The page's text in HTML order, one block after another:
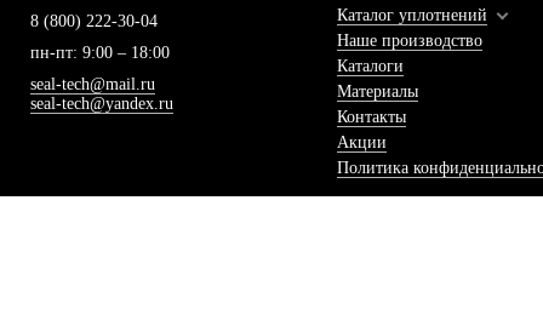
8 (800) 222-30-04
пн-пт: 9:00 – 18:00
seal-tech@mail.ru
seal-tech@yandex.ru
Каталог уплотнений
Наше производство
Каталоги
Материалы
Контакты
Акции
Политика